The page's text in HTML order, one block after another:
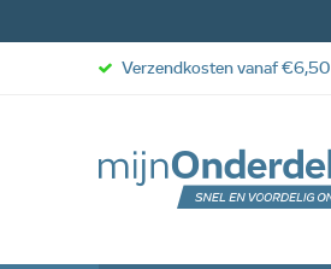
Verzendkosten vanaf €6,50